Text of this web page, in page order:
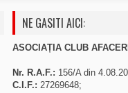
NE GASITI AICI:
ASOCIAȚIA CLUB
Nr. R.A.F.: 156/A din
C.I.F.: 27269648;